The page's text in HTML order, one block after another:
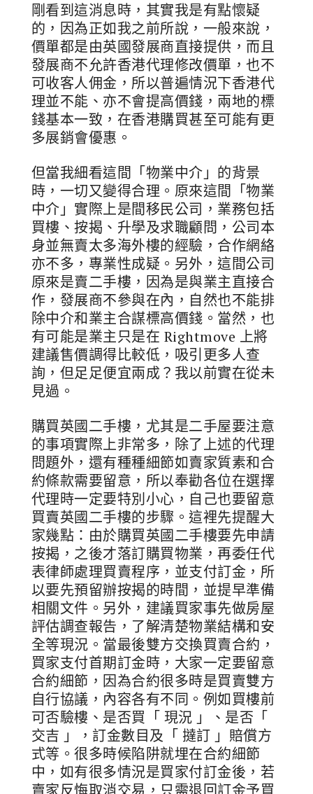
剛看到這消息時，其實我是有點懷疑
的，因為正如我之前所說，一般來說，
價單都是由英國發展商直接提供，而且
發展商不允許香港代理修改價單，也不
可收客人佣金，所以普遍情況下香港代
理並不能、亦不會提高價錢，兩地的標
錢基本一致，在香港購買甚至可能有更
多展銷會優惠。
但當我細看這間「物業中介」的背景
時，一切又變得合理。原來這間「物業
中介」實際上是間移民公司，業務包括
買樓、按揭、升學及求職顧問，公司本
身並無賣太多海外樓的經驗，合作網絡
亦不多，專業性成疑。另外，這間公司
原來是賣二手樓，因為是與業主直接合
作，發展商不參與在內，自然也不能排
除中介和業主合謀標高價錢。當然，也
有可能是業主只是在 Rightmove 上將
建議售價調得比較低，吸引更多人查
詢，但足足便宜兩成？我以前實在從未
見過。
購買英國二手樓，尤其是二手屋要注意
的事項實際上非常多，除了上述的代理
問題外，還有種種細節如賣家質素和合
約條款需要留意，所以奉勸各位在選擇
代理時一定要特別小心，自己也要留意
買賣英國二手樓的步驟。這裡先提醒大
家幾點：由於購買英國二手樓要先申請
按揭，之後才落訂購買物業，再委任代
表律師處理買賣程序，並支付訂金，所
以要先預留辦按揭的時間，並提早準備
相關文件。另外，建議買家事先做房屋
評估調查報告，了解清楚物業結構和安
全等現況。當最後雙方交換買賣合約，
買家支付首期訂金時，大家一定要留意
合約細節，因為合約很多時是買賣雙方
自行協議，內容各有不同。例如買樓前
可否驗樓、是否買「 現況 」、是否「
交吉 」，訂金數目及「 撻訂 」賠償方
式等。很多時候陷阱就埋在合約細節
中，如有很多情況是買家付訂金後，若
賣家反悔取消交易，只需退回訂金予買